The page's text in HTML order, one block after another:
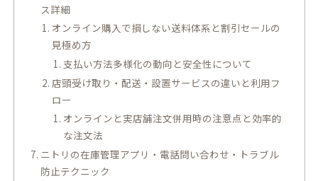
ス詳細
オンライン購入で損しない送料体系と割引セールの
見極め方
支払い方法多様化の動向と安全性について
店頭受け取り・配送・設置サービスの違いと利用フ
ロー
オンラインと実店舗注文併用時の注意点と効率的
な注文法
ニトリの在庫管理アプリ・電話問い合わせ・トラブル
防止テクニック